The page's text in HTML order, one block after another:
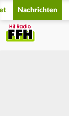
Nachrichten